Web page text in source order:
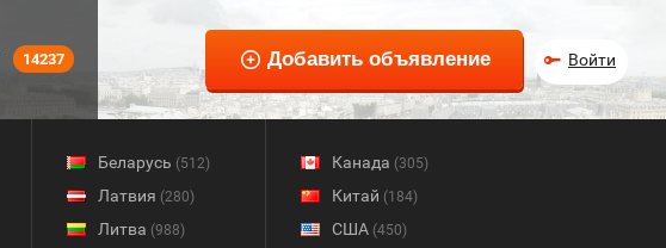
14237 Войти
Беларусь (512)
Латвия (280)
Литва (988)
Канада (305)
Китай (184)
США (450)